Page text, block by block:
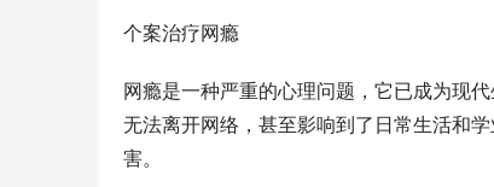
个案治疗网瘾
网瘾是一种严重的心理问题，它已成为现
无法离开网络，甚至影响到了日常生活和
害。